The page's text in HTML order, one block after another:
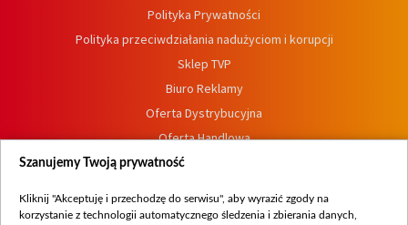
Polityka Prywatności
Polityka przeciwdziałania nadużyciom i korupcji
Sklep TVP
Biuro Reklamy
Oferta Dystrybucyjna
Oferta Handlowa
Dostępność
Procedura zgłoszeń wewnętrznych
Szanujemy Twoją prywatność
Kliknij "Akceptuję i przechodzę do serwisu", aby wyrazić zgody na
korzystanie z technologii automatycznego śledzenia i zbierania danych,